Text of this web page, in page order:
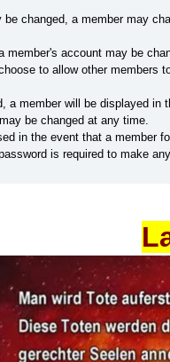
changed, a member may
account may be
to allow other members
a member will be displayed in
be changed at any time.
in the event that a member
is required to make